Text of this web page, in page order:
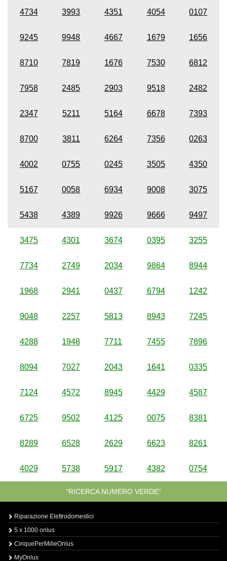
4734 3993 4351 4054 0107
9245 9948 4667 1679 1656
8710 7819 1676 7530 6812
7958 2485 2903 9518 2482
2347 5211 5164 6678 7393
8700 3811 6264 7356 0263
4002 0755 0245 3505 4350
5167 0058 6934 9008 3075
5438 4389 9926 9666 9497
3475 4301 3674 0395 3255
7734 2749 2034 9864 8944
1968 2941 0437 6794 1242
9048 2257 5813 8943 7245
4288 1948 7711 7455 7896
8094 7027 2043 1641 0335
7124 4572 8945 4429 4587
6725 9502 4125 0075 8381
8289 6528 2629 6623 8261
4029 5738 5917 4382 0754
“RICERCA NUMERO VERDE”
Riparazione Elettrodomestici
5 x 1000 onlus
CinquePerMilleOnlus
MyOnlus